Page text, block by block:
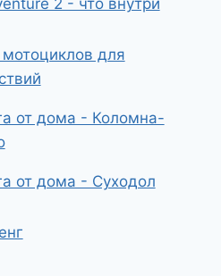
2 - что внутри
для
от дома - Коломна-
от дома - Суходол